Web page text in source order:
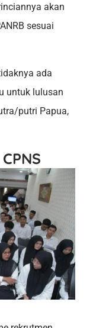
akan
sesuai
ada
untuk lulusan
putri Papua,